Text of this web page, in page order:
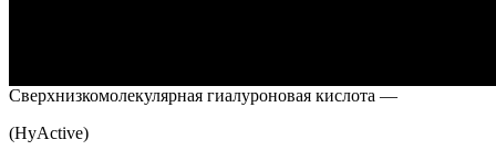
Сверхнизкомолекулярная гиалуроновая кислота —
(HyActive)